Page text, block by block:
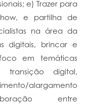
e) Trazer para
e partilha de
na área da
digitais, brincar e
em temáticas
transição digital,
alargamento
entre